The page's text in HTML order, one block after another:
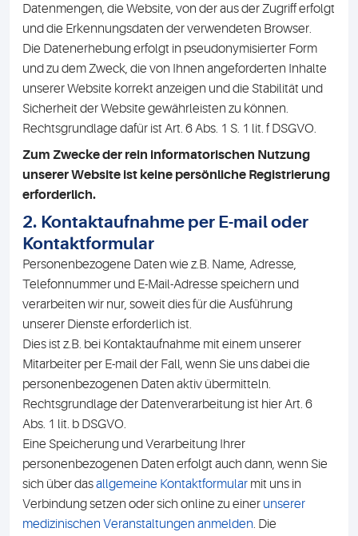
Datenmengen, die Website, von der aus der Zugriff erfolgt
und die Erkennungsdaten der verwendeten Browser.
Die Datenerhebung erfolgt in pseudonymisierter Form
und zu dem Zweck, die von Ihnen angeforderten Inhalte
unserer Website korrekt anzeigen und die Stabilität und
Sicherheit der Website gewährleisten zu können.
Rechtsgrundlage dafür ist Art. 6 Abs. 1 S. 1 lit. f DSGVO.
Zum Zwecke der rein informatorischen Nutzung
unserer Website ist keine persönliche Registrierung
erforderlich.
2. Kontaktaufnahme per E-mail oder
Kontaktformular
Personenbezogene Daten wie z.B. Name, Adresse,
Telefonnummer und E-Mail-Adresse speichern und
verarbeiten wir nur, soweit dies für die Ausführung
unserer Dienste erforderlich ist.
Dies ist z.B. bei Kontaktaufnahme mit einem unserer
Mitarbeiter per E-mail der Fall, wenn Sie uns dabei die
personenbezogenen Daten aktiv übermitteln.
Rechtsgrundlage der Datenverarbeitung ist hier Art. 6
Abs. 1 lit. b DSGVO.
Eine Speicherung und Verarbeitung Ihrer
personenbezogenen Daten erfolgt auch dann, wenn Sie
sich über dasallgemeine Kontaktformular mit uns in
Verbindung setzen oder sich online zu einer unserer
medizinischen Veranstal­tungen anmelden. Die